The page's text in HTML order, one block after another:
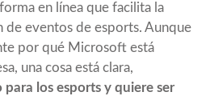
en línea que facilita la
de eventos de esports. Aunque
por qué Microsoft está
una cosa está clara,
los esports y quiere ser